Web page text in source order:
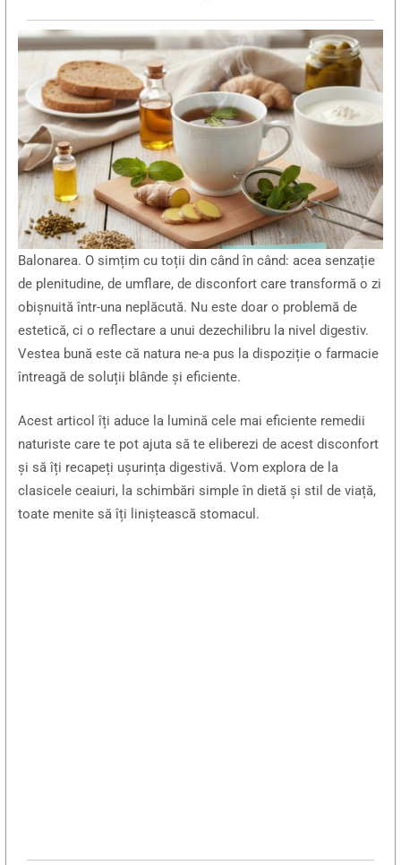
Balonarea. O simțim cu toții din când în când: acea senzație
de plenitudine, de umflare, de disconfort care transformă o zi
obișnuită într-una neplăcută. Nu este doar o problemă de
estetică, ci o reflectare a unui dezechilibru la nivel digestiv.
Vestea bună este că natura ne-a pus la dispoziție o farmacie
întreagă de soluții blânde și eficiente.
Acest articol îți aduce la lumină cele mai eficiente remedii
naturiste care te pot ajuta să te eliberezi de acest disconfort
și să îți recapeți ușurința digestivă. Vom explora de la
clasicele ceaiuri, la schimbări simple în dietă și stil de viață,
toate menite să îți liniștească stomacul.